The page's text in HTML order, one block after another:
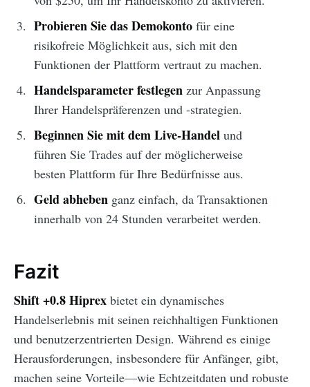
Probieren Sie das Demokontofür eine
risikofreie Möglichkeit aus, sich mit den
Funktionen der Plattform vertraut zu machen.
Handelsparameter festlegenzur Anpassung
Ihrer Handelspräferenzen und -strategien.
Beginnen Sie mit dem Live-Handelund
führen Sie Trades auf der möglicherweise
besten Plattform für Ihre Bedürfnisse aus.
Geld abhebenganz einfach, da Transaktionen
innerhalb von 24 Stunden verarbeitet werden.
Fazit
Shift +0.8 Hiprex bietet ein dynamisches
Handelserlebnis mit seinen reichhaltigen Funktionen
und benutzerzentrierten Design. Während es einige
Herausforderungen, insbesondere für Anfänger, gibt,
machen seine Vorteile—wie Echtzeitdaten und robuste